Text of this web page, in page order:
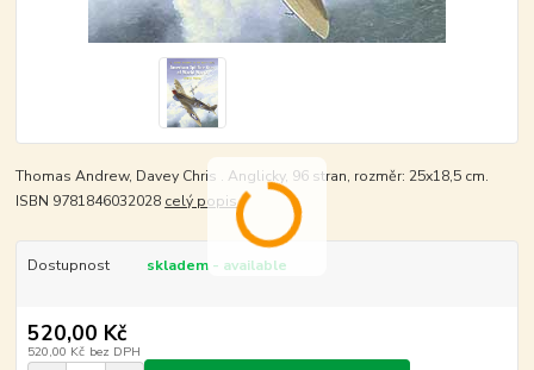
Thomas Andrew, Davey Chris . Anglicky, 96 stran, rozměr: 25x18,5 cm.
ISBN 9781846032028 celý popis
Dostupnost skladem - available
520,00 Kč
520,00 Kč bez DPH